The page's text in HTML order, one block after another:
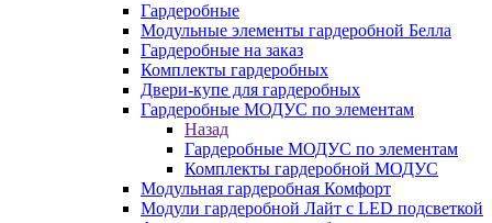
Гардеробные
Модульные элементы гардеробной Белла
Гардеробные на заказ
Комплекты гардеробных
Двери-купе для гардеробных
Гардеробные МОДУС по элементам
Назад
Гардеробные МОДУС по элементам
Комплекты гардеробной МОДУС
Модульная гардеробная Комфорт
Модули гардеробной Лайт с LED подсветкой